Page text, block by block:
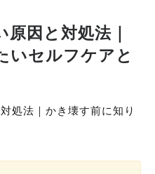
因と対処法｜
いセルフケアと